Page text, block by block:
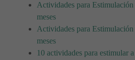
Actividades para
meses
Actividades para Estimulación
meses
10 actividades para estimular